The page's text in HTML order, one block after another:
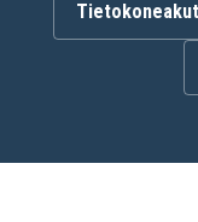
mallien kanssa:
Vertex FT-40R
Tietokoneakut